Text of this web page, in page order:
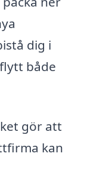
dig i
både
gör att
kan